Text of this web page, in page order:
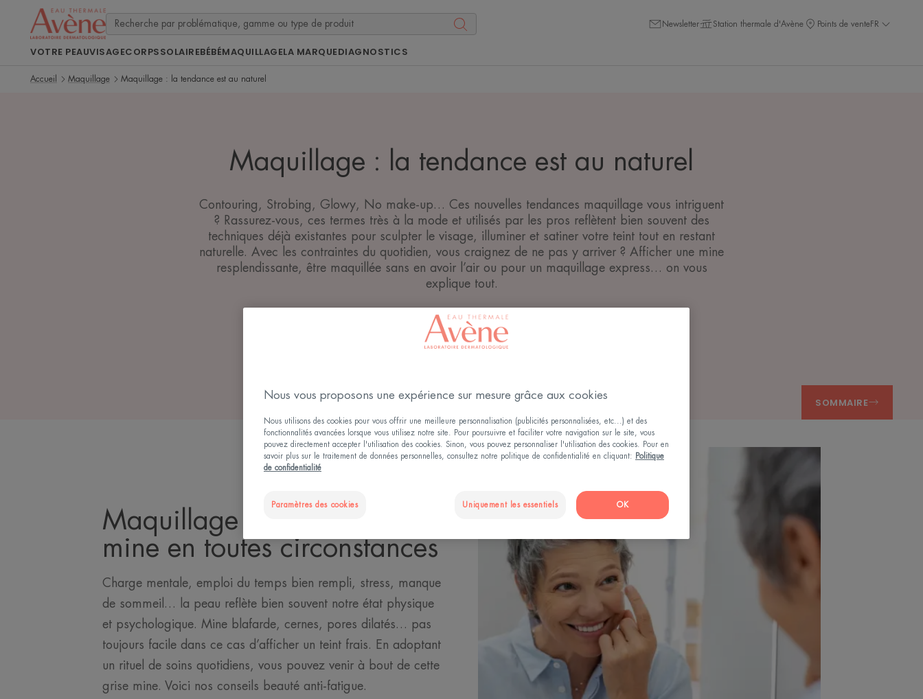
Newsletter Station thermale d'Avène Points de venteFR
VOTRE PEAUVISAGECORPSSOLAIREBÉBÉMAQUILLAGELA MARQUEDIAGNOSTICS
Accueil Maquillage Maquillage : la tendance est au naturel
Maquillage : la tendance est au naturel
Contouring, Strobing, Glowy, No make-up… Ces nouvelles tendances maquillage vous intriguent
? Rassurez-vous, ces termes très à la mode et utilisés par les pros reflètent bien souvent des
techniques déjà existantes pour sculpter le visage, illuminer et satiner votre teint tout en restant
naturelle. Avec les contraintes du quotidien, vous craignez de ne pas y arriver ? Afficher une mine
resplendissante, être maquillée sans en avoir l’air ou pour un maquillage express… on vous
explique tout.
25/10/24 , validé parla direction médicale
SOMMAIRE
Maquillage : avoir bonne
mine en toutes circonstances
Charge mentale, emploi du temps bien rempli, stress, manque
de sommeil… la peau reflète bien souvent notre état physique
et psychologique. Mine blafarde, cernes, pores dilatés… pas
toujours facile dans ce cas d’afficher un teint frais. En adoptant
un rituel de soins quotidiens, vous pouvez venir à bout de cette
grise mine. Voici nos conseils beauté anti-fatigue.
Nous vous proposons une expérience sur mesure grâce aux cookies
Nous utilisons des cookies pour vous offrir une meilleure personnalisation (publicités personnalisées, etc...) et des
fonctionnalités avancées lorsque vous utilisez notre site. Pour poursuivre et faciliter votre navigation sur le site, vous
pouvez directement accepter l'utilisation des cookies. Sinon, vous pouvez personnaliser l'utilisation des cookies. Pour en
savoir plus sur le traitement de données personnelles, consultez notre politique de confidentialité en cliquant:
Politique
de confidentialité
Paramètres des cookies Uniquement les essentiels OK